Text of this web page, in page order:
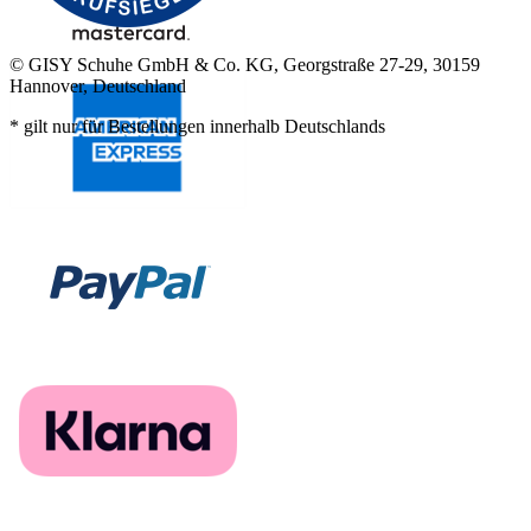
© GISY Schuhe GmbH & Co. KG, Georgstraße 27-29, 30159
Hannover, Deutschland
* gilt nur für Bestellungen innerhalb Deutschlands